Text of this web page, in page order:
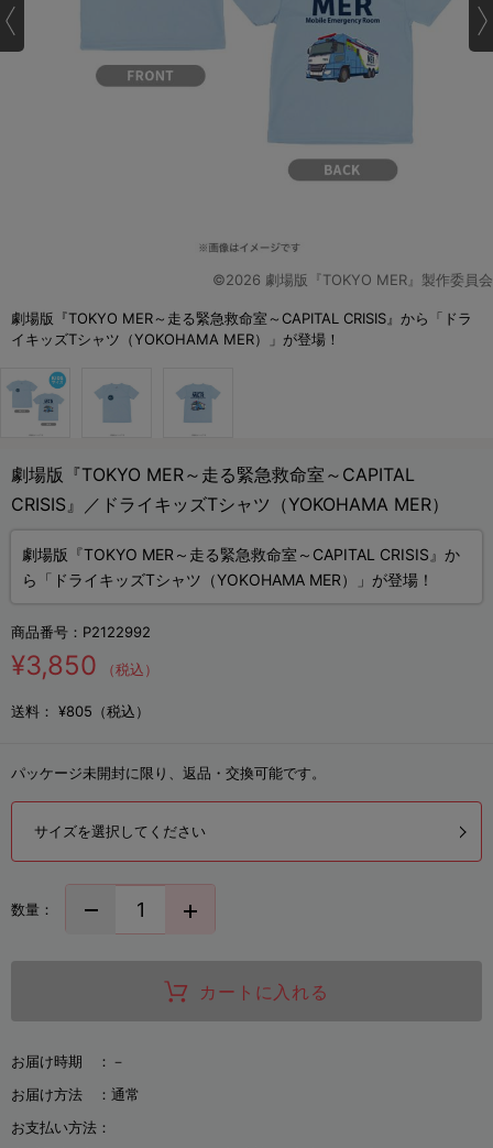
©2026 劇場版『TOKYO MER』製作委員会
劇場版『TOKYO MER～走る緊急救命室～CAPITAL CRISIS』から「ドラ
イキッズTシャツ（YOKOHAMA MER）」が登場！
劇場版『TOKYO MER～走る緊急救命室～CAPITAL
CRISIS』／ドライキッズTシャツ（YOKOHAMA MER）
劇場版『TOKYO MER～走る緊急救命室～CAPITAL CRISIS』か
ら「ドライキッズTシャツ（YOKOHAMA MER）」が登場！
商品番号： P2122992
¥3,850 （税込）
送料： ¥805（税込）
パッケージ未開封に限り、返品・交換可能です。
サイズを選択してください
数量：
カートに入れる
お届け時期 ： －
お届け方法 ： 通常
お支払い方法：